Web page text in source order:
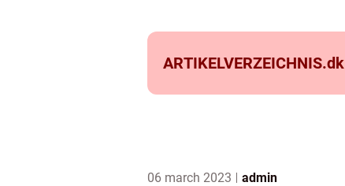
ARTIKELVERZEICHNIS.dk
06 march 2023 admin